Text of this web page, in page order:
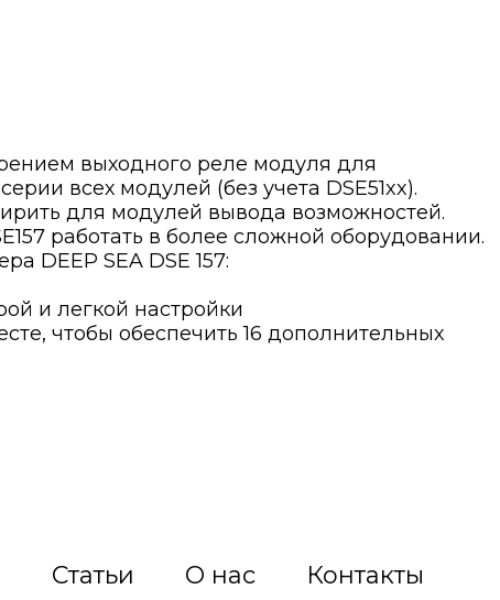
выходного реле модуля для
всех модулей (без учета DSE51xx).
для модулей вывода возможностей.
работать в более сложной оборудовании.
DEEP SEA DSE 157:
и легкой настройки
чтобы обеспечить 16 дополнительных
Статьи О нас Контакты